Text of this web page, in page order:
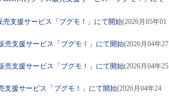
売支援サービス「ブグモ！」にて開始(2026月05年01
売支援サービス「ブグモ！」にて開始(2026月04年27
売支援サービス「ブグモ！」にて開始(2026月04年25
支援サービス「ブグモ！」にて開始(2026月04年24